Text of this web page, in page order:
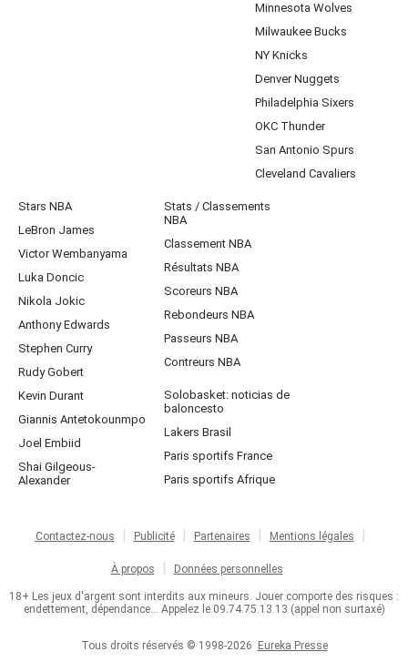
Minnesota Wolves
Milwaukee Bucks
NY Knicks
Denver Nuggets
Philadelphia Sixers
OKC Thunder
San Antonio Spurs
Cleveland Cavaliers
Stars NBA
LeBron James
Victor Wembanyama
Luka Doncic
Nikola Jokic
Anthony Edwards
Stephen Curry
Rudy Gobert
Kevin Durant
Giannis Antetokounmpo
Joel Embiid
Shai Gilgeous-
Alexander
Stats / Classements
NBA
Classement NBA
Résultats NBA
Scoreurs NBA
Rebondeurs NBA
Passeurs NBA
Contreurs NBA
Solobasket: noticias de
baloncesto
Lakers Brasil
Paris sportifs France
Paris sportifs Afrique
Contactez-nous Publicité Partenaires Mentions légales
À propos Données personnelles
18+ Les jeux d'argent sont interdits aux mineurs. Jouer comporte des risques :
endettement, dépendance... Appelez le 09.74.75.13.13 (appel non surtaxé)
Tous droits réservés © 1998-2026 Eureka Presse